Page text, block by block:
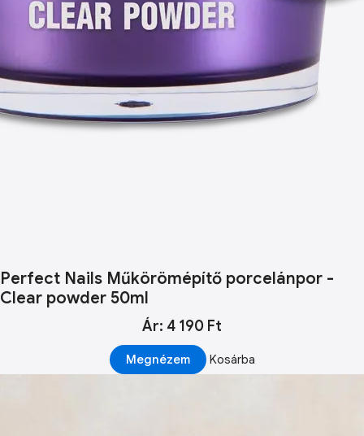
Perfect Nails Műkörömépítő porcelánpor -
Clear powder 50ml
Ár: 4 190 Ft
Megnézem Kosárba